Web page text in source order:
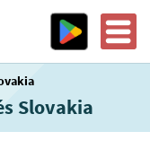
Slovakia